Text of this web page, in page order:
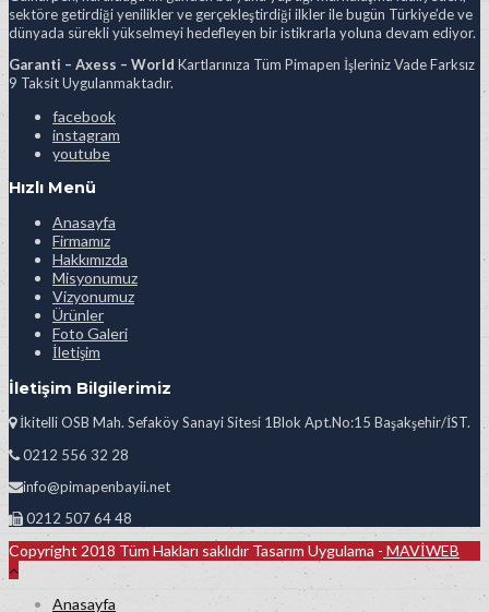
sektöre getirdiği yenilikler ve gerçekleştirdiği ilkler ile bugün Türkiye’de ve
dünyada sürekli yükselmeyi hedefleyen bir istikrarla yoluna devam ediyor.
Garanti – Axess – World Kartlarınıza Tüm Pimapen İşleriniz Vade Farksız
9 Taksit Uygulanmaktadır.
facebook
instagram
youtube
Hızlı Menü
Anasayfa
Firmamız
Hakkımızda
Misyonumuz
Vizyonumuz
Ürünler
Foto Galeri
İletişim
İletişim Bilgilerimiz
İkitelli OSB Mah. Sefaköy Sanayi Sitesi 1Blok Apt.No:15 Başakşehir/İST.
0212 556 32 28
info@pimapenbayii.net
0212 507 64 48
Copyright 2018 Tüm Hakları saklıdır Tasarım Uygulama - MAVİWEB
Anasayfa